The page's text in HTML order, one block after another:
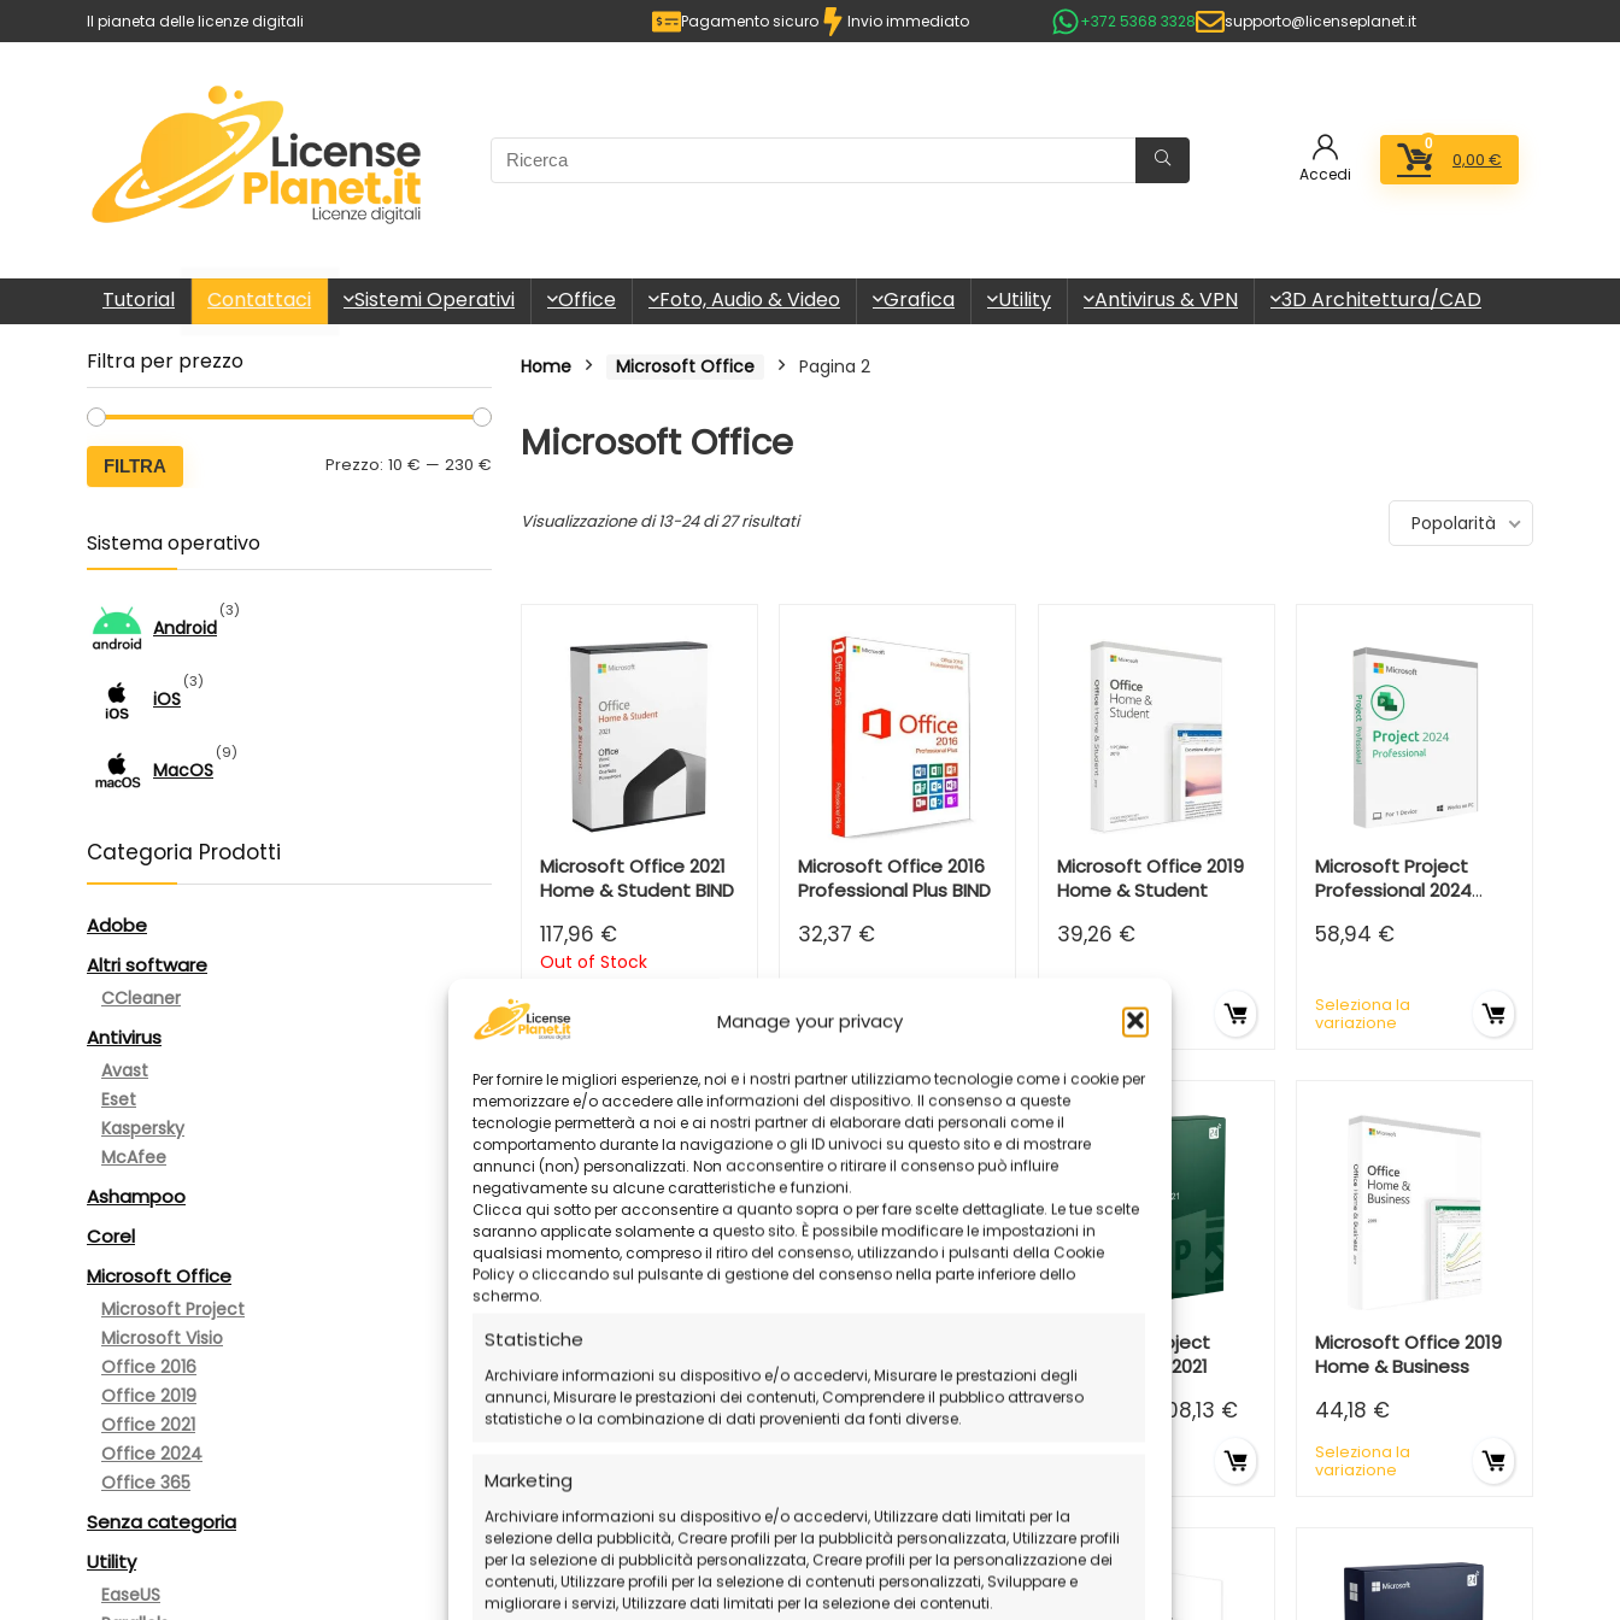
Manage your privacy
Per fornire le migliori esperienze, noi e i nostri partner utilizziamo tecnologie come i cookie per
memorizzare e/o accedere alle informazioni del dispositivo. Il consenso a queste
tecnologie permetterà a noi e ai nostri partner di elaborare dati personali come il
comportamento durante la navigazione o gli ID univoci su questo sito e di mostrare
annunci (non) personalizzati. Non acconsentire o ritirare il consenso può influire
negativamente su alcune caratteristiche e funzioni.
Clicca qui sotto per acconsentire a quanto sopra o per fare scelte dettagliate. Le tue scelte
saranno applicate solamente a questo sito. È possibile modificare le impostazioni in
qualsiasi momento, compreso il ritiro del consenso, utilizzando i pulsanti della Cookie
Policy o cliccando sul pulsante di gestione del consenso nella parte inferiore dello
schermo.
Statistiche
Archiviare informazioni su dispositivo e/o accedervi, Misurare le prestazioni degli
annunci, Misurare le prestazioni dei contenuti, Comprendere il pubblico attraverso
statistiche o la combinazione di dati provenienti da fonti diverse.
Marketing
Archiviare informazioni su dispositivo e/o accedervi, Utilizzare dati limitati per la
selezione della pubblicità, Creare profili per la pubblicità personalizzata, Utilizzare profili
per la selezione di pubblicità personalizzata, Creare profili per la personalizzazione dei
contenuti, Utilizzare profili per la selezione di contenuti personalizzati, Sviluppare e
migliorare i servizi, Utilizzare dati limitati per la selezione dei contenuti.
Il pianeta delle licenze digitali Pagamento sicuro Invio immediato +372 5368 3328 supporto@licenseplanet.it
Accedi
0
0,00 €
Tutorial Contattaci Sistemi Operativi Office Foto, Audio & Video Grafica Utility Antivirus & VPN 3D Architettura/CAD
Filtra per prezzo
FILTRA Prezzo: 10 € — 230 €
Sistema operativo
Android
(3)
iOS
(3)
MacOS
(9)
Windows
Categoria Prodotti
Adobe
Altri software
CCleaner
Antivirus
Avast
Eset
Kaspersky
McAfee
Ashampoo
Corel
Microsoft Office
Microsoft Project
Microsoft Visio
Office 2016
Office 2019
Office 2021
Office 2024
Office 365
Senza categoria
Utility
EaseUS
Home Microsoft Office Pagina 2
Microsoft Office
Visualizzazione di 13-24 di 27 risultati Popolarità
Microsoft Office 2021
Home & Student BIND
117,96 €
Out of Stock
variazione
Microsoft Office 2016
Professional Plus BIND
32,37 €
variazione
Microsoft Office 2019
Home & Student
39,26 €
Seleziona la
variazione
Microsoft Project
Professional 2024
58,94 €
Seleziona la
variazione
IN PRIMO PIANO
Microsoft Office
2019 Professional Plus
BIND
54,01€
variazione
Professional 2024
BIND
58,94€
Microsoft Project
Professional 2021
39,26 108,13 €
Microsoft Office 2019
Home & Business
44,18 €
Seleziona la
variazione